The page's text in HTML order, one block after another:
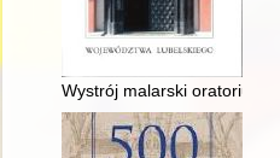
Wystrój malarski oratorium